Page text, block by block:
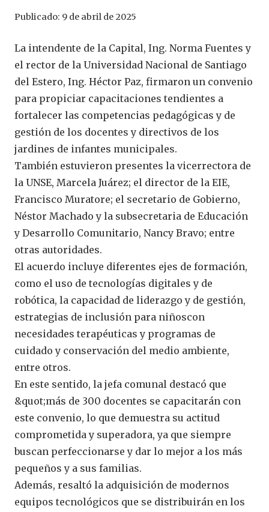
Publicado: 9 de abril de 2025
La intendente de la Capital, Ing. Norma Fuentes y
el rector de la Universidad Nacional de Santiago
del Estero, Ing. Héctor Paz, firmaron un convenio
para propiciar capacitaciones tendientes a
fortalecer las competencias pedagógicas y de
gestión de los docentes y directivos de los
jardines de infantes municipales.
También estuvieron presentes la vicerrectora de
la UNSE, Marcela Juárez; el director de la EIE,
Francisco Muratore; el secretario de Gobierno,
Néstor Machado y la subsecretaria de Educación
y Desarrollo Comunitario, Nancy Bravo; entre
otras autoridades.
El acuerdo incluye diferentes ejes de formación,
como el uso de tecnologías digitales y de
robótica, la capacidad de liderazgo y de gestión,
estrategias de inclusión para niñoscon
necesidades terapéuticas y programas de
cuidado y conservación del medio ambiente,
entre otros.
En este sentido, la jefa comunal destacó que
&quot;más de 300 docentes se capacitarán con
este convenio, lo que demuestra su actitud
comprometida y superadora, ya que siempre
buscan perfeccionarse y dar lo mejor a los más
pequeños y a sus familias.
Además, resaltó la adquisición de modernos
equipos tecnológicos que se distribuirán en los